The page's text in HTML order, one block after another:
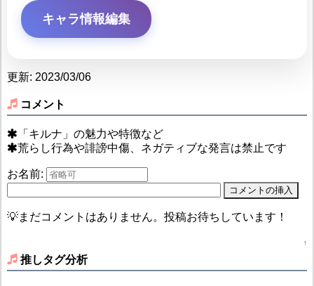
キャラ情報編集
更新: 2023/03/06
コメント
「キルナ」の魅力や特徴など
荒らし行為や誹謗中傷、ネガティブな発言は禁止です
お名前:
💡まだコメントはありません。投稿お待ちしています！
↑
推しタグ分析